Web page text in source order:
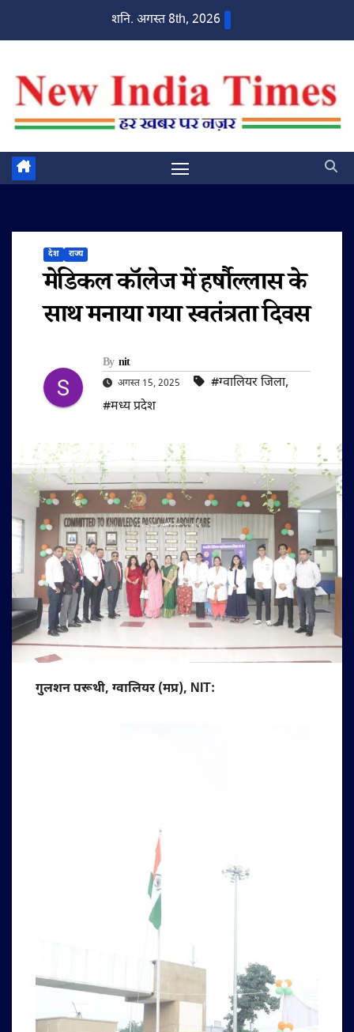
शनि. अगस्त 8th, 2026
देश राज्य
मेडिकल कॉलेज में हर्षौल्लास के
साथ मनाया गया स्वतंत्रता दिवस
By nit
अगस्त 15, 2025 #ग्वालियर जिला,
#मध्य प्रदेश
गुलशन परूथी, ग्वालियर (मप्र), NIT: